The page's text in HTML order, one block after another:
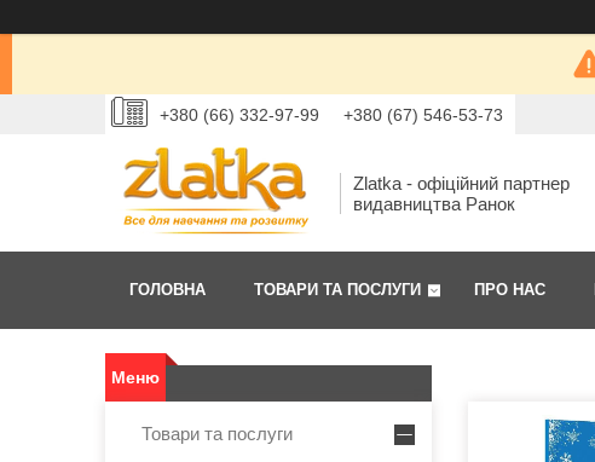
+380 (66) 332-97-99 +380 (67) 546-53-73
Zlatka - офіційний партнер
видавництва Ранок
ГОЛОВНА ТОВАРИ ТА ПОСЛУГИ ПРО НАС
Товари та послуги